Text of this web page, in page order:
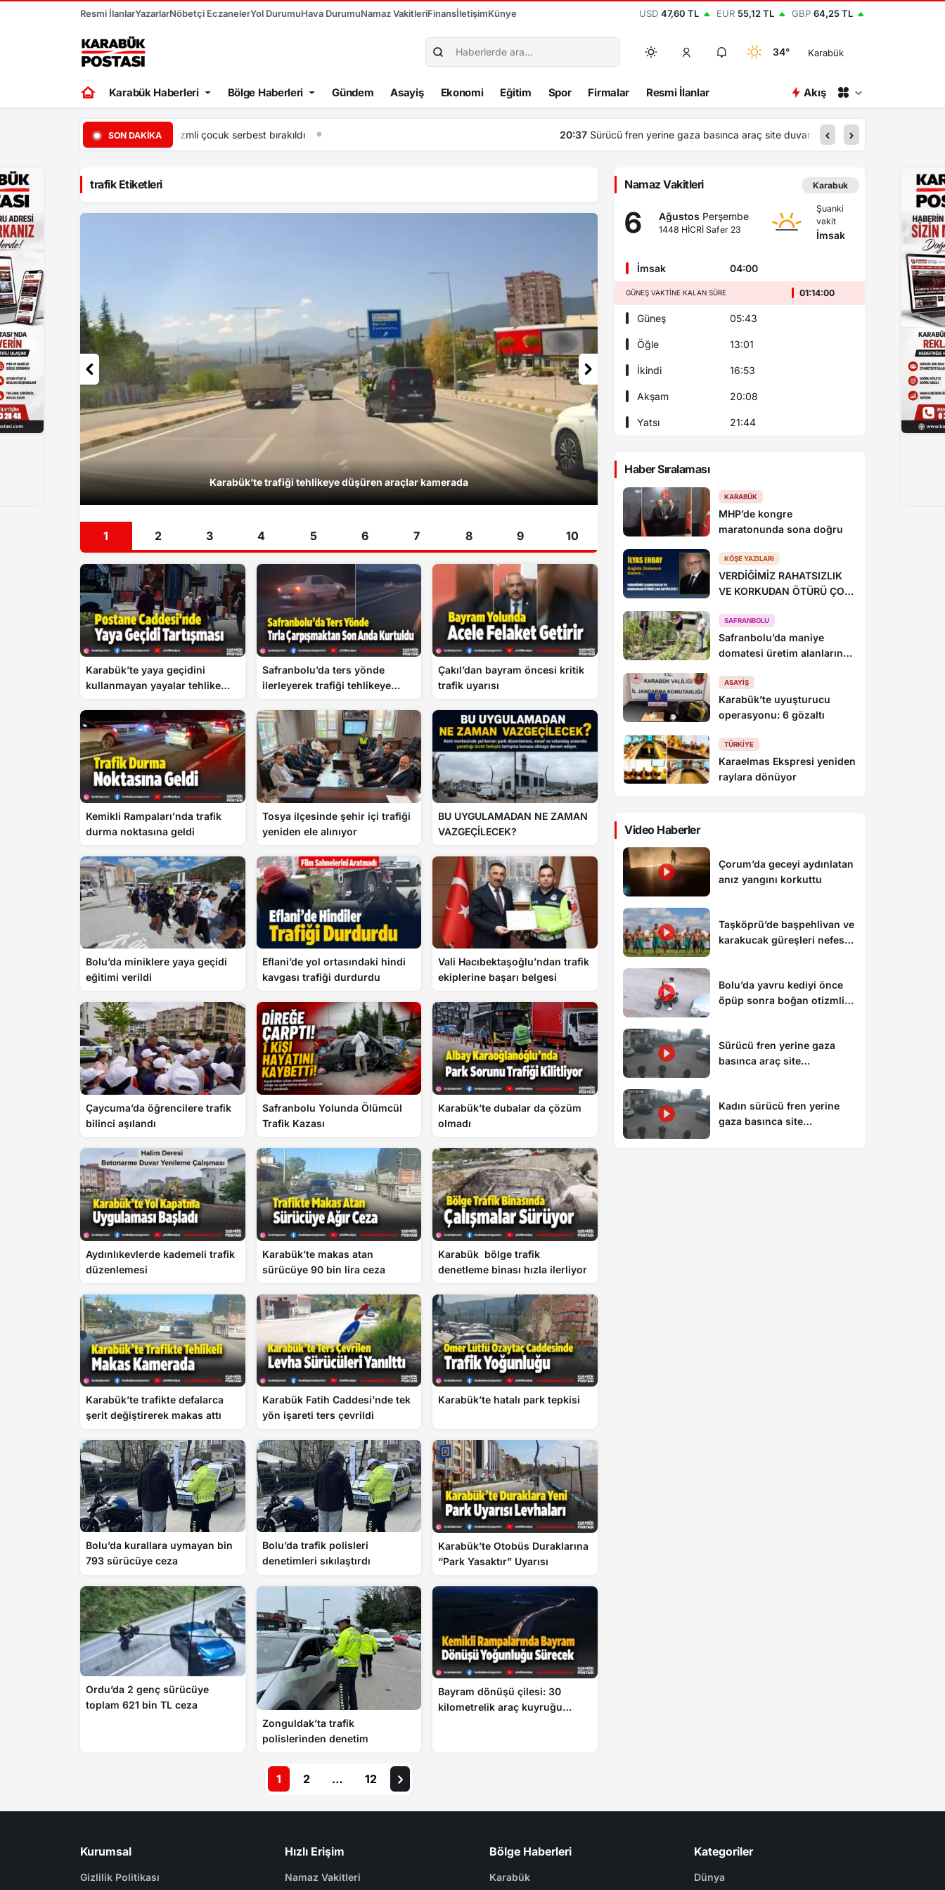
Resmi İlanlarYazarlarNöbetçi EczanelerYol DurumuHava DurumuNamaz VakitleriFinansİletişimKünye USD 47,60 TL EUR 55,12 TL GBP 64,25 TL
34° Karabük
Karabük Haberleri Bölge Haberleri Gündem Asayiş Ekonomi Eğitim Spor Firmalar Resmi İlanlar Akış
SON DAKIKA 20:37 Sürücü fren yerine gaza basınca araç site duvarından aşağı uçtu: 1’i çocuk 3 yaralı 20:30 Kadın sürücü fren
trafik Etiketleri
Karadeniz Ereğli’de dron destekli trafik denetimleri artırıldı
1 2 3 4 5 6 7 8 9 10
Karabük’te yaya geçidini
kullanmayan yayalar tehlike
Safranbolu’da ters yönde
ilerleyerek trafiği tehlikeye
Çakıl’dan bayram öncesi kritik
trafik uyarısı
Kemikli Rampaları’nda trafik
durma noktasına geldi
Tosya ilçesinde şehir içi trafiği
yeniden ele alınıyor
BU UYGULAMADAN NE ZAMAN
VAZGEÇİLECEK?
Bolu’da miniklere yaya geçidi
eğitimi verildi
Eflani’de yol ortasındaki hindi
kavgası trafiği durdurdu
Vali Hacıbektaşoğlu’ndan trafik
ekiplerine başarı belgesi
Çaycuma’da öğrencilere trafik
bilinci aşılandı
Safranbolu Yolunda Ölümcül
Trafik Kazası
Karabük’te dubalar da çözüm
olmadı
Aydınlıkevlerde kademeli trafik
düzenlemesi
Karabük’te makas atan
sürücüye 90 bin lira ceza
Karabük bölge trafik
denetleme binası hızla ilerliyor
Karabük’te trafikte defalarca
şerit değiştirerek makas attı
Karabük Fatih Caddesi’nde tek
yön işareti ters çevrildi
Karabük’te hatalı park tepkisi
Bolu’da kurallara uymayan bin
793 sürücüye ceza
Bolu’da trafik polisleri
denetimleri sıkılaştırdı
Karabük’te Otobüs Duraklarına
“Park Yasaktır” Uyarısı
Ordu’da 2 genç sürücüye
toplam 621 bin TL ceza
Zonguldak’ta trafik
polislerinden denetim
Bayram dönüşü çilesi: 30
kilometrelik araç kuyruğu
1 2 … 12
Namaz Vakitleri Karabuk
6 Ağustos Perşembe
1448 HİCRİ Safer 23
Şuanki
vakit
İmsak
İmsak 04:00
GÜNEŞ VAKTINE KALAN SÜRE 01:13:59
Güneş 05:43
Öğle 13:01
İkindi 16:53
Akşam 20:08
Yatsı 21:44
Haber Sıralaması
KARABÜK
MHP’de kongre
maratonunda sona doğru
KÖŞE YAZILARI
VERDİĞİMİZ RAHATSIZLIK
VE KORKUDAN ÖTÜRÜ ÇOK
SAFRANBOLU
Safranbolu’da maniye
domatesi üretim alanlarında
ASAYIŞ
Karabük’te uyuşturucu
operasyonu: 6 gözaltı
TÜRKIYE
Karaelmas Ekspresi yeniden
raylara dönüyor
Video Haberler
Çorum’da geceyi aydınlatan
anız yangını korkuttu
Taşköprü’de başpehlivan ve
karakucak güreşleri nefes
Bolu’da yavru kediyi önce
öpüp sonra boğan otizmli
Sürücü fren yerine gaza
basınca araç site
Kadın sürücü fren yerine
gaza basınca site
Kurumsal
Gizlilik Politikası
Hızlı Erişim
Namaz Vakitleri
Bölge Haberleri
Karabük
Kategoriler
Dünya